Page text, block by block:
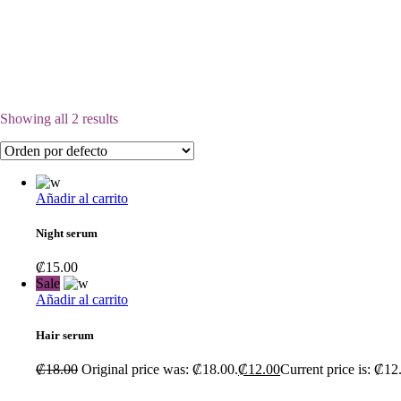
Showing all 2 results
Añadir al carrito
Night serum
₡15.00
Sale
Añadir al carrito
Hair serum
₡18.00 Original price was: ₡18.00.₡12.00Current price is: